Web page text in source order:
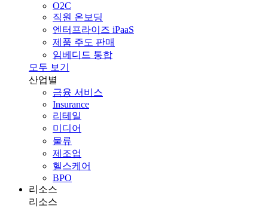
O2C
직원 온보딩
엔터프라이즈 iPaaS
제품 주도 판매
임베디드 통합
모두 보기
산업별
금융 서비스
Insurance
리테일
미디어
물류
제조업
헬스케어
BPO
리소스
리소스